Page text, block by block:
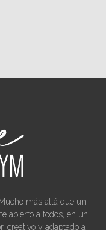
más allá que un
abierto a todos, en un
creativo y adaptado a